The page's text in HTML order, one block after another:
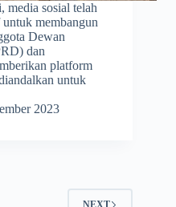
media sosial telah
membangun
Dewan
dan
platform
untuk
2023
NEXT